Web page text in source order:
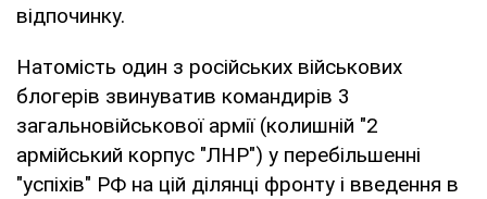
відпочинку.
Натомість один з російських військових
блогерів звинуватив командирів 3
загальновійськової армії (колишній "2
армійський корпус "ЛНР") у перебільшенні
"успіхів" РФ на цій ділянці фронту і введення в